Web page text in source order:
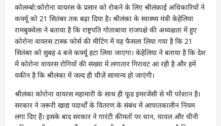
कोलम्बो:कोरोना वायरस के प्रसार को रोकने के लिए श्रीलंकाई अधिकारियों ने
कर्फ्यू को 21 सितंबर तक बढ़ा दिया है। श्रीलंका के स्वास्थ्य मंत्री केहेलिया
रामबुक्वेला ने बताया है कि राष्ट्रपति गोताबाया राजपक्षे की अध्यक्षता में हुए
कोरोना वायरस टास्क फोर्स की मीटिंग में यह फैसला लिया गया है कि 21
सितंबर को सुबह 4 बजे कर्फ्यू हटा लिया जाएगा। केहेलिया ने बताया है कि देश
में कोरोना वायरस रोगियों की संख्या में लगातार गिरावट आ रही है और हमें
यकीन है कि श्रीलंका में जल्द ही चीज़ें सामान्य हो जाएंगी।
श्रीलंका कोरोना वायरस महामारी के साथ ही फूड इमरजेंसी से भी परेशान है।
सरकार ने जरूरी खाद्य पदार्थों के वितरण के संबंध में आपातकालीन नियम
लगा दिए हैं। इसके बाद सरकार ने गारंटी कीमतों पर धान, चावल और चीनी